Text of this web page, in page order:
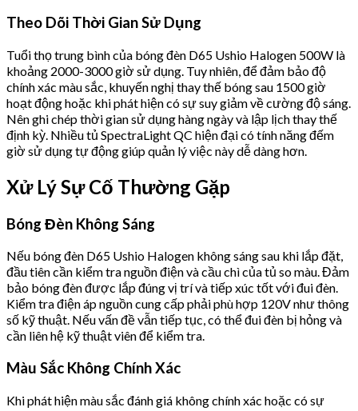
Theo Dõi Thời Gian Sử Dụng
Tuổi thọ trung bình của bóng đèn D65 Ushio Halogen 500W là
khoảng 2000-3000 giờ sử dụng. Tuy nhiên, để đảm bảo độ
chính xác màu sắc, khuyến nghị thay thế bóng sau 1500 giờ
hoạt động hoặc khi phát hiện có sự suy giảm về cường độ sáng.
Nên ghi chép thời gian sử dụng hàng ngày và lập lịch thay thế
định kỳ. Nhiều tủ SpectraLight QC hiện đại có tính năng đếm
giờ sử dụng tự động giúp quản lý việc này dễ dàng hơn.
Xử Lý Sự Cố Thường Gặp
Bóng Đèn Không Sáng
Nếu bóng đèn D65 Ushio Halogen không sáng sau khi lắp đặt,
đầu tiên cần kiểm tra nguồn điện và cầu chì của tủ so màu. Đảm
bảo bóng đèn được lắp đúng vị trí và tiếp xúc tốt với đui đèn.
Kiểm tra điện áp nguồn cung cấp phải phù hợp 120V như thông
số kỹ thuật. Nếu vấn đề vẫn tiếp tục, có thể đui đèn bị hỏng và
cần liên hệ kỹ thuật viên để kiểm tra.
Màu Sắc Không Chính Xác
Khi phát hiện màu sắc đánh giá không chính xác hoặc có sự